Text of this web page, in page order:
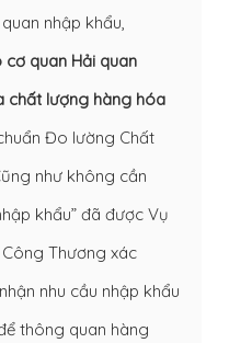
nhập khẩu,
quan Hải quan
chất lượng hàng hóa
Đo lường Chất
như không cần
khẩu” đã được Vụ
Thương xác
nhu cầu nhập khẩu
thông quan hàng